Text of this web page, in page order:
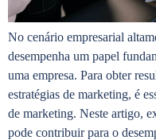
No cenário empresarial
desempenha um papel
uma empresa. Para obter
estratégias de marketing, é
de marketing. Neste artigo,
pode contribuir para o